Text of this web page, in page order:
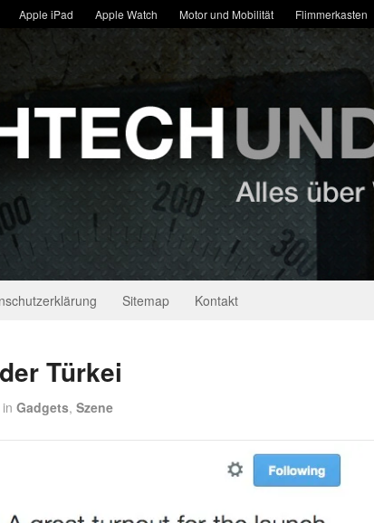
Apple iPad Apple Watch Motor und Mobilität Flimmerkasten
Sitemap Kontakt
Türkei
in Gadgets, Szene